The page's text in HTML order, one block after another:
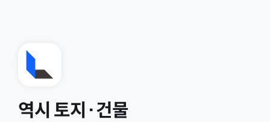
역시 토지·건물